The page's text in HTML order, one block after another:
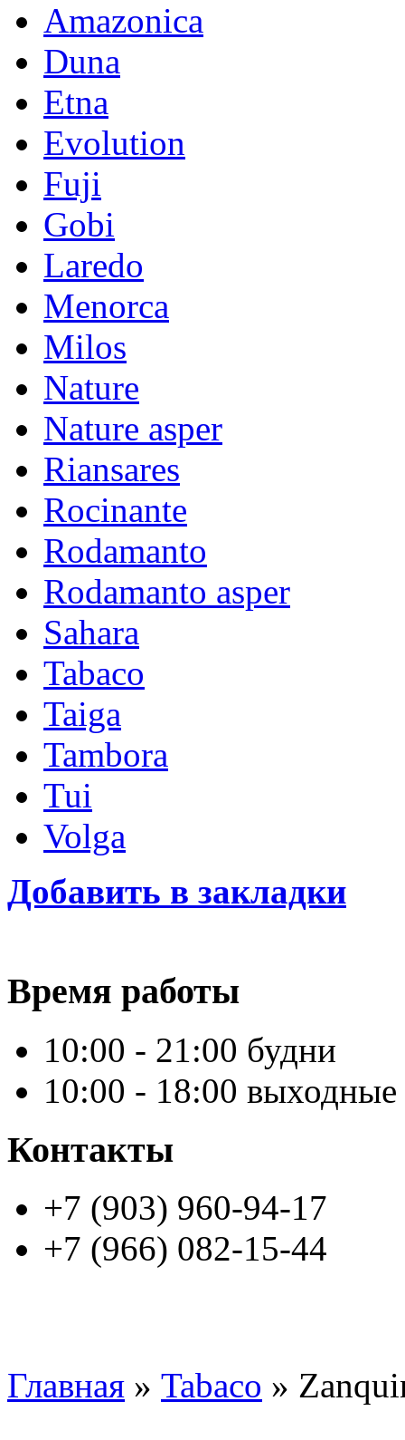
Amazonica
Duna
Etna
Evolution
Fuji
Gobi
Laredo
Menorca
Milos
Nature
Nature asper
Riansares
Rocinante
Rodamanto
Rodamanto asper
Sahara
Tabaco
Taiga
Tambora
Tui
Volga
Добавить в закладки
Время работы
10:00 - 21:00 будни
10:00 - 18:00 выходные
Контакты
+7 (903) 960-94-17
+7 (966) 082-15-44
Главная » Tabaco »